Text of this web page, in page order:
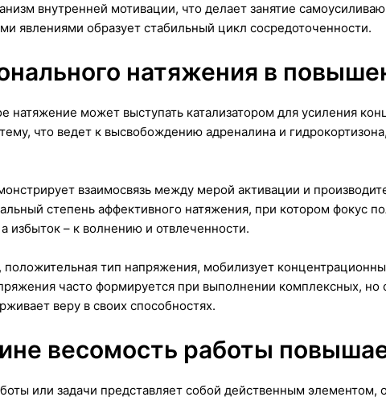
внутренней мотивации, что делает занятие
явлениями образует стабильный цикл сосредоточенности.
натяжения в
натяжение может выступать катализатором для усиления
что ведет к высвобождению адреналина и
взаимосвязь между мерой активации и
степень аффективного натяжения, при котором фокус
избыток – к волнению и отвлеченности.
тип напряжения, мобилизует
часто формируется при выполнении комплексных,
веру в своих способностях.
весомость работы
или задачи представляет собой действенным